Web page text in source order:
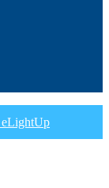
eLightUp